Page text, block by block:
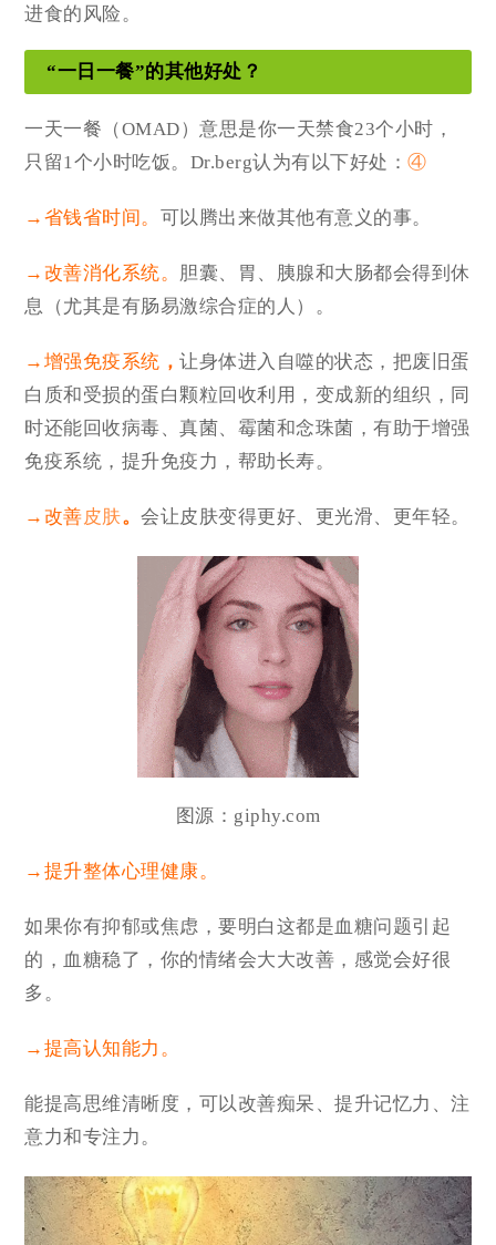
进食的风险。
“一日一餐”的其他好处？
一天一餐（OMAD）意思是你一天禁食23个小时，
只留1个小时吃饭。Dr.berg认为有以下好处：④
→省钱省时间。 可以腾出来做其他有意义的事。
→改善消化系统。 胆囊、胃、胰腺和大肠都会得到休
息（尤其是有肠易激综合症的人）。
→增强免疫系统 ，让身体进入自噬的状态，把废旧蛋
白质和受损的蛋白颗粒回收利用，变成新的组织，同
时还能回收病毒、真菌、霉菌和念珠菌，有助于增强
免疫系统，提升免疫力，帮助长寿。
→改善皮肤。会让皮肤变得更好、更光滑、更年轻。
图源：giphy.com
→提升整体心理健康。
如果你有抑郁或焦虑，要明白这都是血糖问题引起
的，血糖稳了，你的情绪会大大改善，感觉会好很
多。
→提高认知能力。
能提高思维清晰度，可以改善痴呆、提升记忆力、注
意力和专注力。